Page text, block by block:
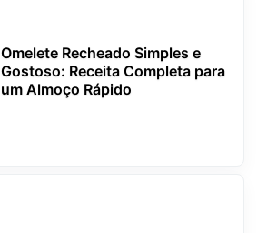
Omelete Recheado Simples e
Gostoso: Receita Completa para
um Almoço Rápido